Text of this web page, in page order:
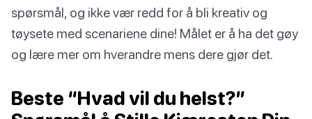
spørsmål, og ikke vær redd for å bli kreativ og
tøysete med scenariene dine! Målet er å ha det gøy
og lære mer om hverandre mens dere gjør det.
Beste “Hvad vil du helst?”